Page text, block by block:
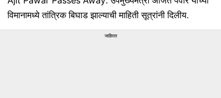
विमानामध्ये तांत्रिक बिघाड झाल्याची माहिती सूत्रांनी दिलीय.
जाहिरात